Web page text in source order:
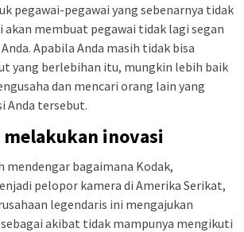
pegawai-pegawai yang sebenarnya tidak
akan membuat pegawai tidak lagi segan
Apabila Anda masih tidak bisa
yang berlebihan itu, mungkin lebih baik
dan mencari orang lain yang
Anda tersebut.
inovasi
mendengar bagaimana Kodak,
pelopor kamera di Amerika Serikat,
legendaris ini mengajukan
akibat tidak mampunya mengikuti